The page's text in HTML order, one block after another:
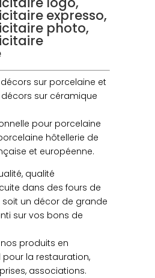
expresso,
photo,
décors sur porcelaine et
sur céramique
pour porcelaine
hôtellerie de
et européenne.
qualité
dans des fours de
soit un décor de grande
sur vos bons de
produits en
la restauration,
associations.